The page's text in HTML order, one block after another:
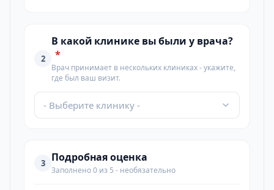
2
В какой клинике вы были у врача?
*
Врач принимает в нескольких клиниках - укажите,
где был ваш визит.
- Выберите клинику -
3 Подробная оценка
Заполнено 0 из 5 - необязательно